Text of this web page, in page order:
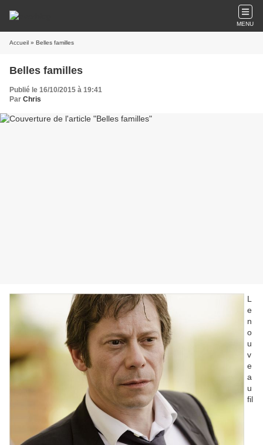
MENU
Accueil » Belles familles
Belles familles
Publié le 16/10/2015 à 19:41
Par Chris
L
e
n
o
u
v
e
a
u
fil